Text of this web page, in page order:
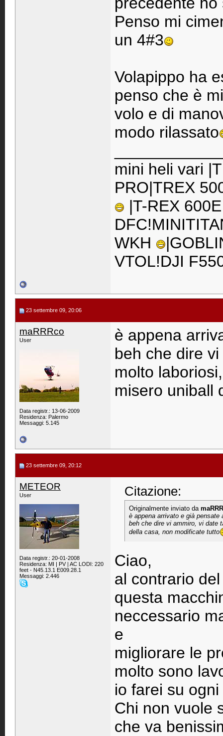
Penso mi
un 4#3
Volapippo ha
penso che è
volo e di
modo rilassato
mini heli vari
PRO|TREX
|T-REX
WKH
VTOL!DJI
23 settembre 09, 20:06
maRRRco
User
Data registr.: 13-06-2009
Residenza: Palermo
Messaggi: 5.145
è appena
beh che dire
molto
misero uniball
23 settembre 09, 20:12
METEOR
User
Data registr.: 20-01-2008
Residenza: MI | PV | AC LODI: 220
feet - N45.13.1 E009.28.1
Messaggi: 2.446
Citazione:
Originalmente inviato da
è appena arrivato e già pensate
beh che dire vi ammiro, vi date
della casa, non modificate tutto
Ciao,
al contrario
questa
neccessario
e
migliorare le
molto sono
io farei su
Chi non vuole
che va